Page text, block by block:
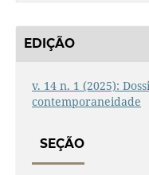
EDIÇÃO
v. 14 n. 1 (2025):
contemporaneidade
SEÇÃO